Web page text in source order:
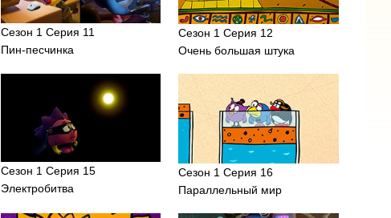
Сезон 1 Серия 11
Пин-песчинка
Сезон 1 Серия 12
Очень большая штука
Сезон 1 Серия 15
Электробитва
Сезон 1 Серия 16
Параллельный мир